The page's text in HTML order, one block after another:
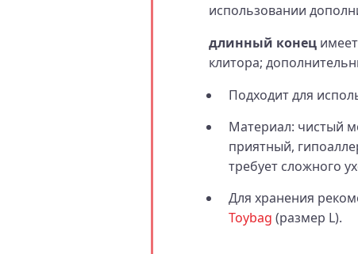
использовании
длинный конецимеет
клитора;
Подходит для
Материал: чистый
приятный,
требует сложного
Для хранения
Toybag (размер L).